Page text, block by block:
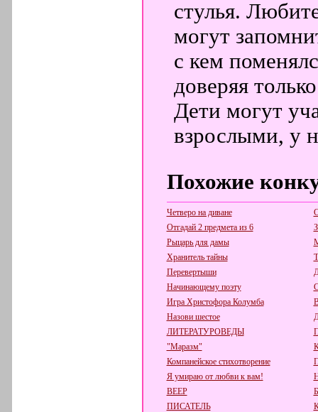
стулья.
могут
с кем
доверяя
Дети могут
взрослыми, у
Похожие
Четверо на диване
Отгадай 2 предмета из 6
Рыцарь для дамы
Хранитель тайны
Перевертыши
Начинающему поэту
Игра Христофора Колумба
Назови шестое
ЛИТЕРАТУРОВЕДЫ
"Маразм"
Компанейское стихотворение
Я умираю от любви к вам!
ВЕЕР
ПИСАТЕЛЬ